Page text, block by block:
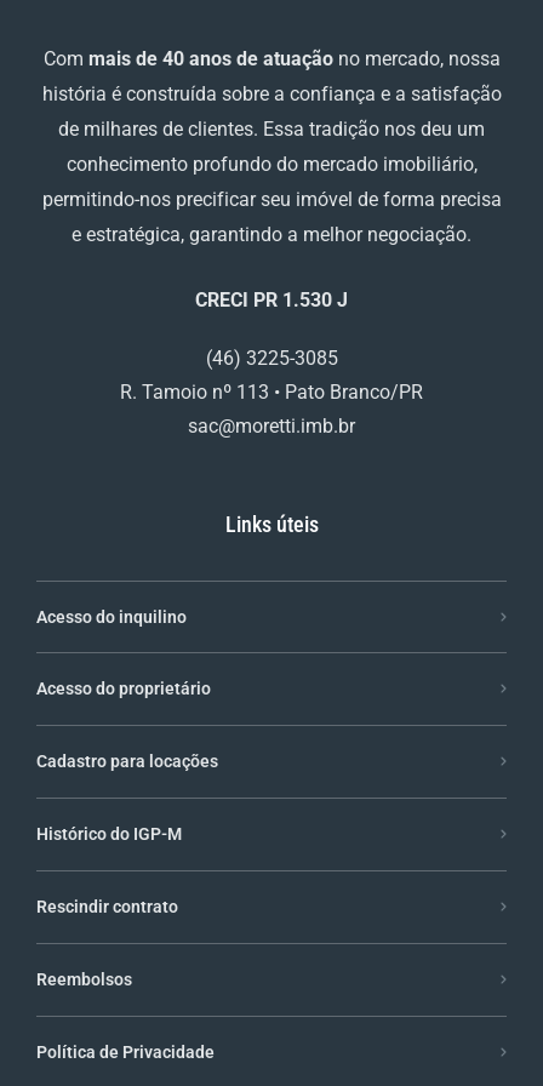
Com mais de 40 anos de atuaçãono mercado, nossa
história é construída sobre a confiança e a satisfação
de milhares de clientes. Essa tradição nos deu um
conhecimento profundo do mercado imobiliário,
permitindo-nos precificar seu imóvel de forma precisa
e estratégica, garantindo a melhor negociação.
CRECI PR 1.530 J
(46) 3225-3085
R. Tamoio nº 113 • Pato Branco/PR
sac@moretti.imb.br
Links úteis
Acesso do inquilino
Acesso do proprietário
Cadastro para locações
Histórico do IGP-M
Rescindir contrato
Reembolsos
Política de Privacidade